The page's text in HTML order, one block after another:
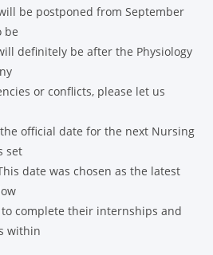
be postponed from September
be
definitely be after the Physiology
or conflicts, please let us
official date for the next Nursing
set
date was chosen as the latest
complete their internships and
within